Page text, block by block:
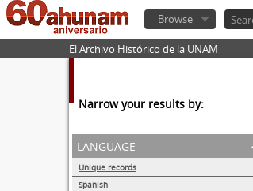
Browse
El Archivo Histórico de la UNAM
Narrow your results by:
language
Unique records
Spanish